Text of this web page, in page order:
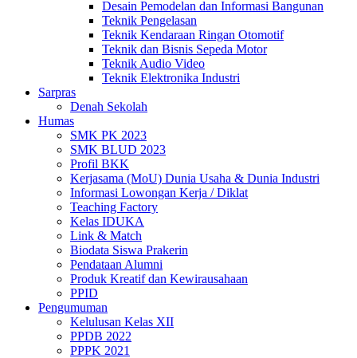
Desain Pemodelan dan Informasi Bangunan
Teknik Pengelasan
Teknik Kendaraan Ringan Otomotif
Teknik dan Bisnis Sepeda Motor
Teknik Audio Video
Teknik Elektronika Industri
Sarpras
Denah Sekolah
Humas
SMK PK 2023
SMK BLUD 2023
Profil BKK
Kerjasama (MoU) Dunia Usaha & Dunia Industri
Informasi Lowongan Kerja / Diklat
Teaching Factory
Kelas IDUKA
Link & Match
Biodata Siswa Prakerin
Pendataan Alumni
Produk Kreatif dan Kewirausahaan
PPID
Pengumuman
Kelulusan Kelas XII
PPDB 2022
PPPK 2021